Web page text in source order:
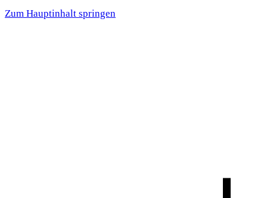
Zum Hauptinhalt springen